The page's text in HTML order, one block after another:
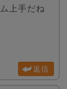
上手だね
返信